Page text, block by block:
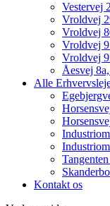
Vestervej
Vroldvej
Vroldvej
Vroldvej
Vroldvej
Åesvej
Alle
Kontakt os